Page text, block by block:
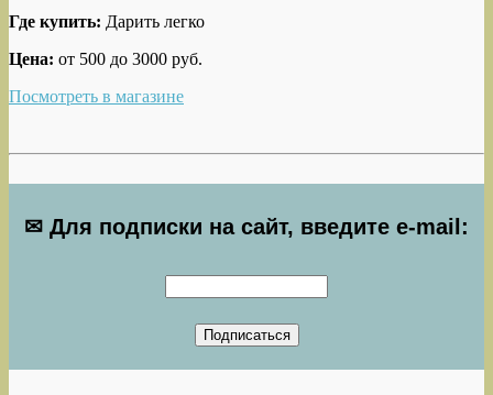
Где купить: Дарить легко
Цена: от 500 до 3000 руб.
Посмотреть в магазине
✉ Для подписки на сайт, введите e-mail: